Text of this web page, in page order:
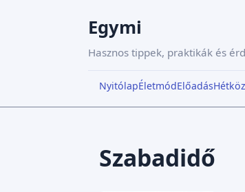
Egymi
Hasznos tippek, praktikák és
NyitólapÉletmódElőadás
Szabadidő